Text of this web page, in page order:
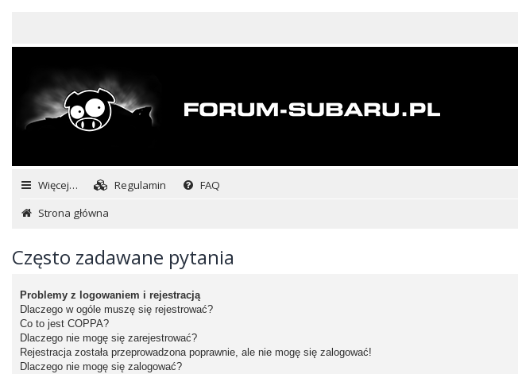
Więcej… Regulamin FAQ
Strona główna
Często zadawane pytania
Problemy z logowaniem i rejestracją
Dlaczego w ogóle muszę się rejestrować?
Co to jest COPPA?
Dlaczego nie mogę się zarejestrować?
Rejestracja została przeprowadzona poprawnie, ale nie mogę się zalogować!
Dlaczego nie mogę się zalogować?